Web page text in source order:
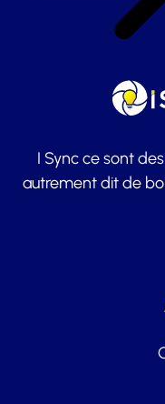
I Sync ce sont
autrement dit de